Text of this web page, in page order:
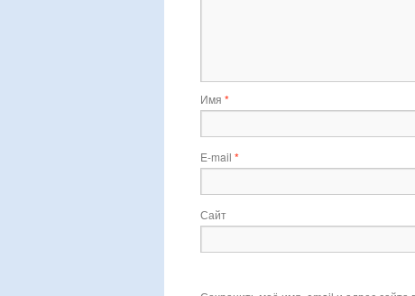
Имя *
E-mail *
Сайт